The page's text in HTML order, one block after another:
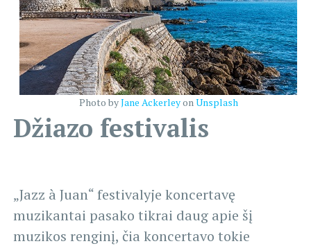
Photo byJane Ackerleyon Unsplash
Džiazo festivalis
„Jazz à Juan“ festivalyje koncertavę
muzikantai pasako tikrai daug apie šį
muzikos renginį, čia koncertavo tokie